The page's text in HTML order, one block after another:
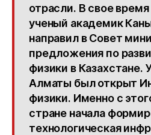
отрасли. В свое
ученый академик
направил в Совет
предложения по
физики в Казахстане.
Алматы был открыт
физики. Именно с
стране начала
технологическая